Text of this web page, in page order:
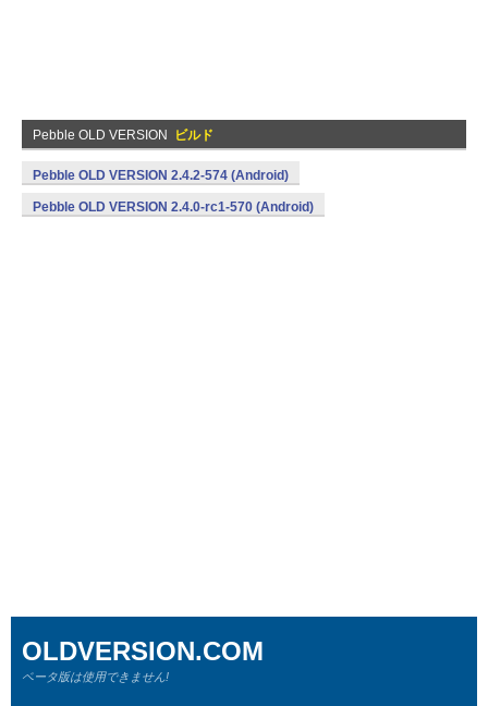
Pebble OLD VERSION ビルド
Pebble OLD VERSION 2.4.2-574 (Android)
Pebble OLD VERSION 2.4.0-rc1-570 (Android)
OLDVERSION.COM
ベータ版は使用できません!